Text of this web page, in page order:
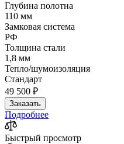
Глубина полотна
110 мм
Замковая система
РФ
Толщина стали
1,8 мм
Тепло/шумоизоляция
Стандарт
49 500 ₽
Заказать
Подробнее
Быстрый просмотр